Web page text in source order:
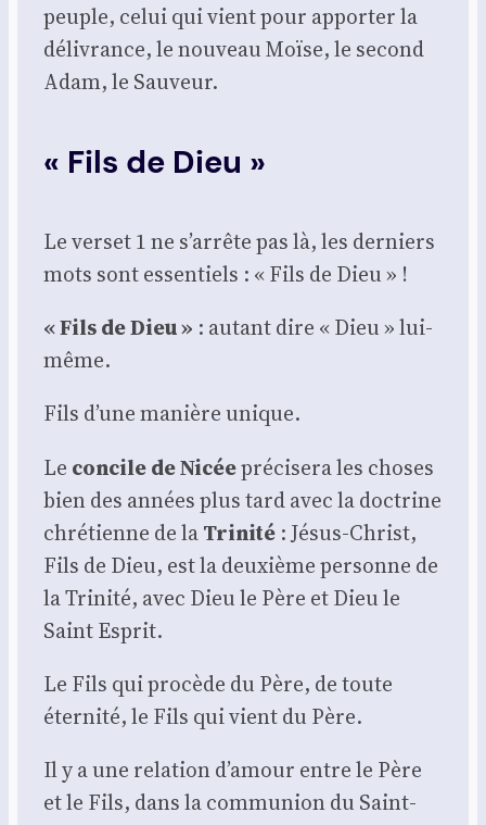
peuple, celui qui vient pour appor­ter la
déli­vrance, le nou­veau Moïse, le second
Adam, le Sau­veur.
« Fils de Dieu »
Le ver­set 1 ne s’arrête pas là, les der­niers
mots sont essen­tiels : « Fils de Dieu » !
« Fils de Dieu » : autant dire « Dieu » lui-
même.
Fils d’une manière unique.
Le concile de Nicéepré­ci­se­ra les choses
bien des années plus tard avec la doc­trine
chré­tienne de laTri­ni­té : Jésus-Christ,
Fils de Dieu, est la deuxième per­sonne de
la Tri­ni­té, avec Dieu le Père et Dieu le
Saint Esprit.
Le Fils qui pro­cède du Père, de toute
éter­ni­té, le Fils qui vient du Père.
Il y a une rela­tion d’amour entre le Père
et le Fils, dans la com­mu­nion du Saint-